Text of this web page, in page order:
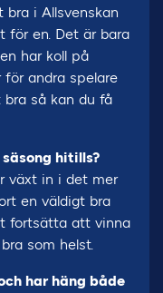
i Allsvenskan
för en. Det är bara
har koll på
för andra spelare
så kan du få
hitills?
växt in i det mer
en väldigt bra
fortsätta att vinna
som helst.
har häng både